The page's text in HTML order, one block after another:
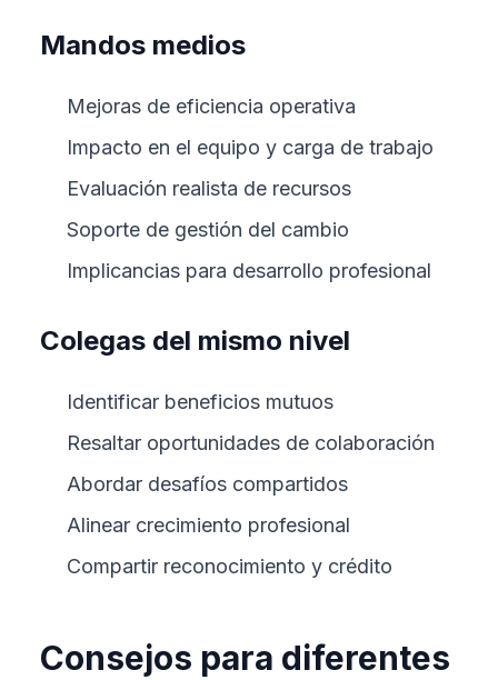
Mandos medios
Mejoras de eficiencia operativa
Impacto en el equipo y carga de trabajo
Evaluación realista de recursos
Soporte de gestión del cambio
Implicancias para desarrollo profesional
Colegas del mismo nivel
Identificar beneficios mutuos
Resaltar oportunidades de colaboración
Abordar desafíos compartidos
Alinear crecimiento profesional
Compartir reconocimiento y crédito
Consejos para diferentes